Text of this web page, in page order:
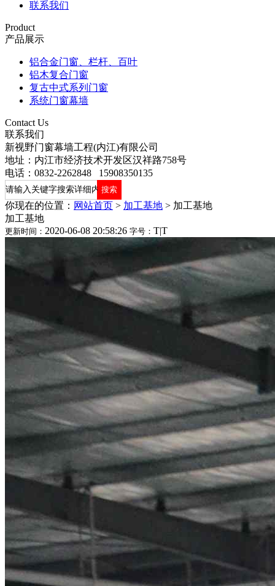
联系我们
Product
产品展示
铝合金门窗、栏杆、百叶
铝木复合门窗
复古中式系列门窗
系统门窗幕墙
Contact Us
联系我们
新视野门窗幕墙工程(内江)有限公司
地址：内江市经济技术开发区汉祥路758号
电话：0832-2262848 15908350135
你现在的位置： 网站首页 > 加工基地 > 加工基地
加工基地
更新时间： 2020-06-08 20:58:26 字号： T|T